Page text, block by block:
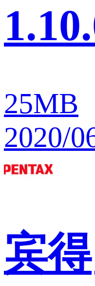
25MB
2020/
宾得